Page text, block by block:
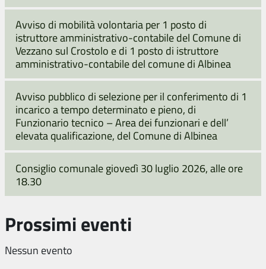
Avviso di mobilità volontaria per 1 posto di
istruttore amministrativo-contabile del Comune di
Vezzano sul Crostolo e di 1 posto di istruttore
amministrativo-contabile del comune di Albinea
Avviso pubblico di selezione per il conferimento di 1
incarico a tempo determinato e pieno, di
Funzionario tecnico – Area dei funzionari e dell’
elevata qualificazione, del Comune di Albinea
Consiglio comunale giovedì 30 luglio 2026, alle ore
18.30
Prossimi eventi
Nessun evento